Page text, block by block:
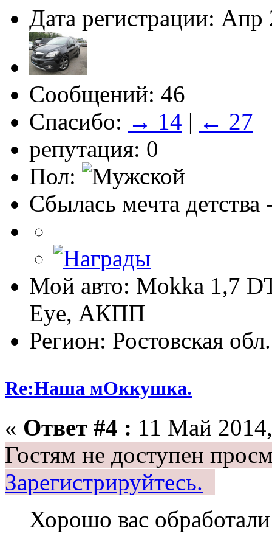
Дата регистрации: Апр
Сообщений: 46
Спасибо: → 14 | ← 27
репутация: 0
Пол:
Сбылась мечта
Мой авто: Mokka 1,7
Eye, АКПП
Регион: Ростовская обл.
Re:Наша мОккушка.
« Ответ #4 : 11 Май
Гостям не доступен
Зарегистрируйтесь.
Хорошо вас